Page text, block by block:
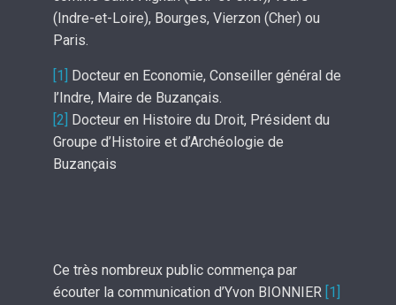
(Indre-et-Loire), Bourges, Vierzon (Cher) ou
Paris.
[1]
Docteur en Economie, Conseiller général de
l’Indre, Maire de Buzançais.
[2]
Docteur en Histoire du Droit, Président du
Groupe d’Histoire et d’Archéologie de
Buzançais
Ce très nombreux public commença par
écouter la communication d’Yvon BIONNIER [1]